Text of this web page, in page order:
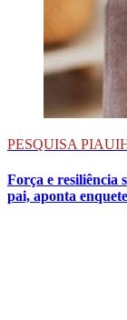
PESQUISA
Força e resiliência
pai, aponta enquete